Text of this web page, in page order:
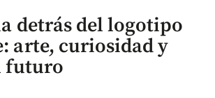
detrás del logotipo
arte, curiosidad y
futuro